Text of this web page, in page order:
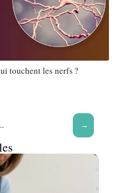
touchent les nerfs ?